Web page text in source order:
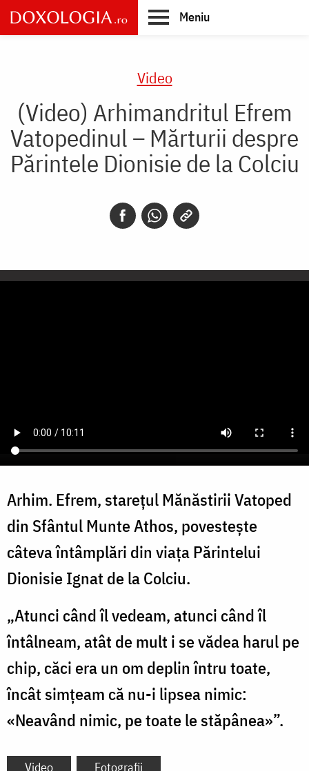
Skip
to
main
Meniu
Video
(Video) Arhimandritul Efrem
Vatopedinul – Mărturii despre
Părintele Dionisie de la Colciu
Arhim. Efrem, starețul Mănăstirii Vatoped
din Sfântul Munte Athos, povestește
câteva întâmplări din viața Părintelui
Dionisie Ignat de la Colciu.
„Atunci când îl vedeam, atunci când îl
întâlneam, atât de mult i se vădea harul pe
chip, căci era un om deplin întru toate,
încât simțeam că nu-i lipsea nimic:
«Neavând nimic, pe toate le stăpânea»”.
Video Fotografii